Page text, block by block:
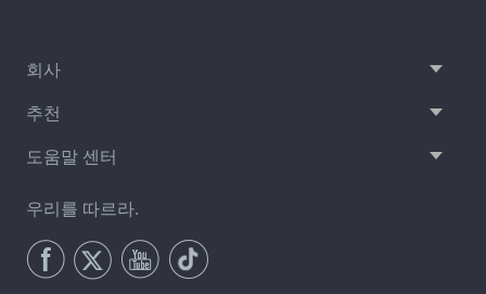
회사
추천
도움말 센터
우리를 따르라.